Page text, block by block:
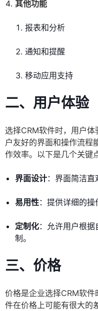
其他功能
报表和分析
通知和提醒
移动应用支持
二、用户体验
选择CRM软件时，用户
户友好的界面和操作流程
作效率。以下是几个关键
界面设计：界面简洁直
易用性：提供详细的操
定制化：允许用户根
制。
三、价格
价格是企业选择CRM软
件在价格上可能有很大的